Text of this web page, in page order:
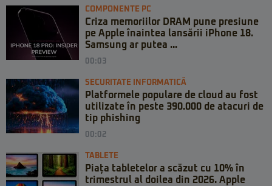
COMPONENTE PC
Criza memoriilor DRAM pune presiune
pe Apple înaintea lansării iPhone 18.
Samsung ar putea ...
00:03
SECURITATE INFORMATICĂ
Platformele populare de cloud au fost
utilizate în peste 390.000 de atacuri de
tip phishing
00:02
TABLETE
Piața tabletelor a scăzut cu 10% în
trimestrul al doilea din 2026. Apple